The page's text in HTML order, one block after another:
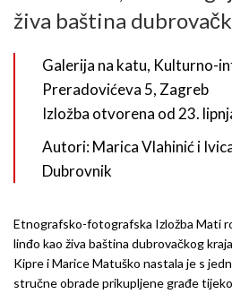
živa baština
Galerija na katu, Kulturno-
Preradovićeva 5, Zagreb
Izložba otvorena od 23.
Autori: Marica Vlahinić i
Dubrovnik
Etnografsko-fotografska Izložba Mati
linđo kao živa baština dubrovačkog
Kipre i Marice Matuško nastala je s
stručne obrade prikupljene građe